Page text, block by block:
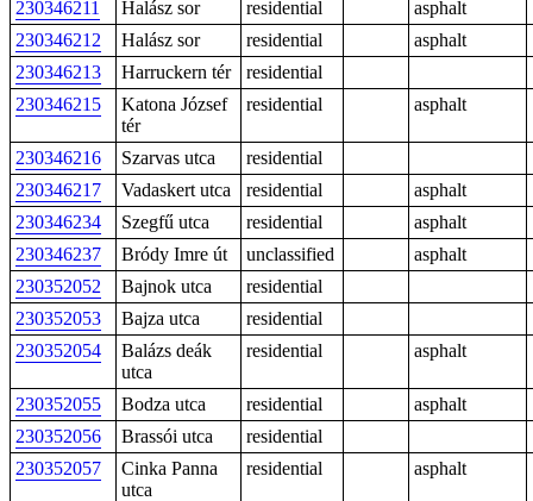
230346211 Halász sor residential
asphalt
230346212
Halász sor residential
asphalt
230346213
Harruckern tér
residential
230346215
Katona József
tér
residential asphalt
230346216 Szarvas utca
residential
230346217
Vadaskert utca residential
asphalt
230346234
Szegfű utca residential
asphalt
230346237
Bródy Imre út unclassified
asphalt
230352052
Bajnok utca
residential
230352053
Bajza utca
residential
230352054
Balázs deák
utca
residential asphalt
230352055 Bodza utca residential
asphalt
230352056
Brassói utca
residential
230352057
Cinka Panna
utca
residential asphalt